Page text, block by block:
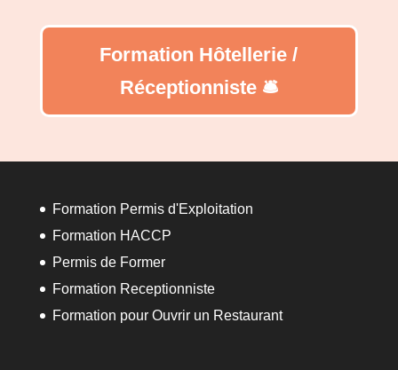
Formation Hôtellerie /
Réceptionniste 🛎️
Formation Permis d'Exploitation
Formation HACCP
Permis de Former
Formation Receptionniste
Formation pour Ouvrir un Restaurant